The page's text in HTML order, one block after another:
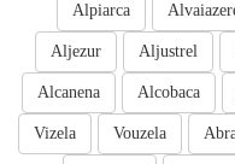
Alpiarca
Aljustrel
Aljezur
Alcobaca
Alcanena
Vouzela
Vizela